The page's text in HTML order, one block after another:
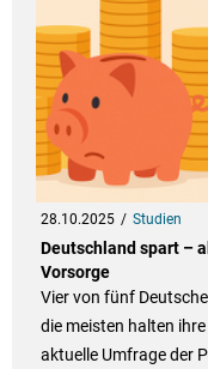
28.10.2025 Studien
Deutschland spart –
Vorsorge
Vier von fünf
die meisten halten
aktuelle Umfrage der